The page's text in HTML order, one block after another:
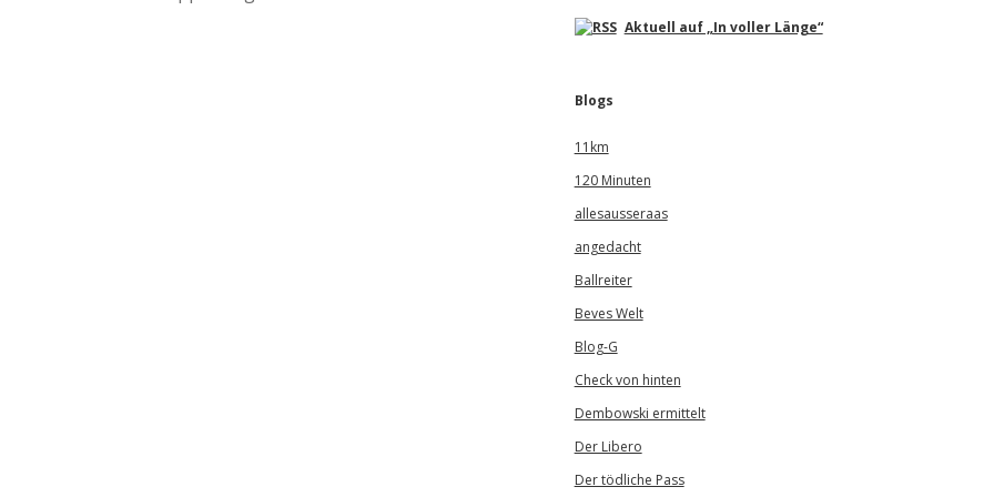
Aktuell auf „In voller Länge“
Blogs
11km
120 Minuten
allesausseraas
angedacht
Ballreiter
Beves Welt
Blog-G
Check von hinten
Dembowski ermittelt
Der Libero
Der tödliche Pass